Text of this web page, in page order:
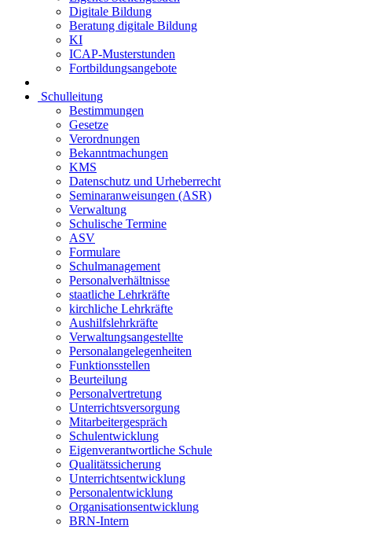
Digitale Bildung
Beratung digitale Bildung
KI
ICAP-Musterstunden
Fortbildungsangebote
Schulleitung
Bestimmungen
Gesetze
Verordnungen
Bekanntmachungen
KMS
Datenschutz und Urheberrecht
Seminaranweisungen (ASR)
Verwaltung
Schulische Termine
ASV
Formulare
Schulmanagement
Personalverhältnisse
staatliche Lehrkräfte
kirchliche Lehrkräfte
Aushilfslehrkräfte
Verwaltungsangestellte
Personalangelegenheiten
Funktionsstellen
Beurteilung
Personalvertretung
Unterrichtsversorgung
Mitarbeitergespräch
Schulentwicklung
Eigenverantwortliche Schule
Qualitätssicherung
Unterrichtsentwicklung
Personalentwicklung
Organisationsentwicklung
BRN-Intern